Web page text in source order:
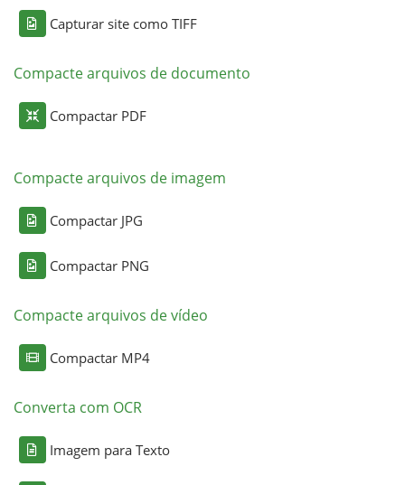
Capturar site como TIFF
Compacte arquivos de documento
Compactar PDF
Compacte arquivos de imagem
Compactar JPG
Compactar PNG
Compacte arquivos de vídeo
Compactar MP4
Converta com OCR
Imagem para Texto